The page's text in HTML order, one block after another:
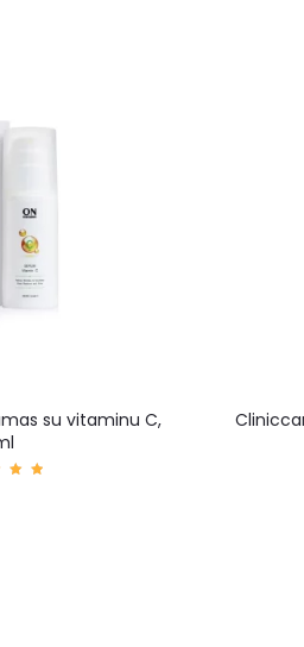
su vitaminu C,